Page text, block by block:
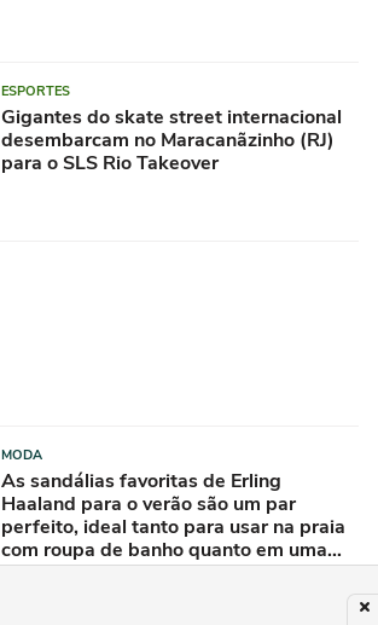
ESPORTES
Gigantes do skate street internacional
desembarcam no Maracanãzinho (RJ)
para o SLS Rio Takeover
MODA
As sandálias favoritas de Erling
Haaland para o verão são um par
perfeito, ideal tanto para usar na praia
com roupa de banho quanto em uma
festa com terno de linho